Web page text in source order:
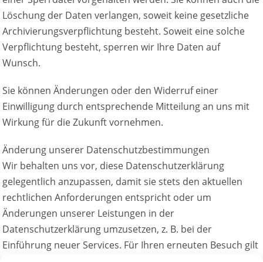
Löschung der Daten verlangen, soweit keine gesetzliche
Archivierungsverpflichtung besteht. Soweit eine solche
Verpflichtung besteht, sperren wir Ihre Daten auf
Wunsch.
Sie können Änderungen oder den Widerruf einer
Einwilligung durch entsprechende Mitteilung an uns mit
Wirkung für die Zukunft vornehmen.
Änderung unserer Datenschutzbestimmungen
Wir behalten uns vor, diese Datenschutzerklärung
gelegentlich anzupassen, damit sie stets den aktuellen
rechtlichen Anforderungen entspricht oder um
Änderungen unserer Leistungen in der
Datenschutzerklärung umzusetzen, z. B. bei der
Einführung neuer Services. Für Ihren erneuten Besuch gilt